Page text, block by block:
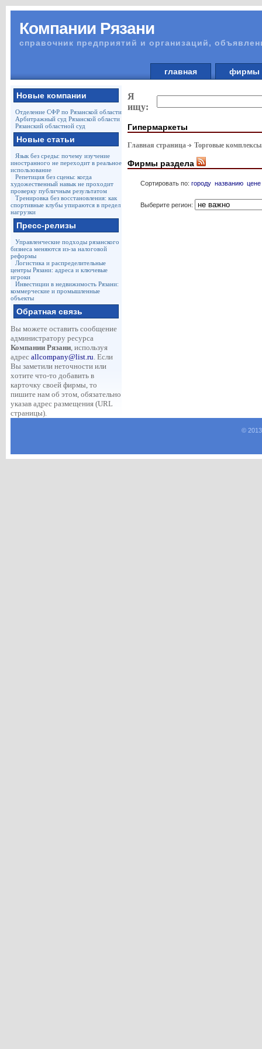
Компании Рязани
справочник предприятий и организаций,
главная
Новые компании
Отделение СФР по Рязанской области
Арбитражный суд Рязанской области
Рязанский областной суд
Новые статьи
Язык без среды: почему изучение
иностранного не переходит в реальное
использование
Репетиция без сцены: когда
художественный навык не проходит
проверку публичным результатом
Тренировка без восстановления: как
спортивные клубы упираются в предел
нагрузки
Пресс-релизы
Управленческие подходы рязанского
бизнеса меняются из-за налоговой
реформы
Логистика и распределительные
центры Рязани: адреса и ключевые
игроки
Инвестиции в недвижимость Рязани:
коммерческие и промышленные
объекты
Обратная связь
Вы можете оставить сообщение
администратору ресурса
Компании Рязани, используя
адрес allcompany@list.ru. Если
Вы заметили неточности или
хотите что-то добавить в
карточку своей фирмы, то
пишите нам об этом, обязательно
указав адрес размещения (URL
страницы).
Я
ищу:
Гипермаркеты
Главная страница Торговые
Фирмы раздела
Сортировать по: городу названию цене
Выберите регион:
©